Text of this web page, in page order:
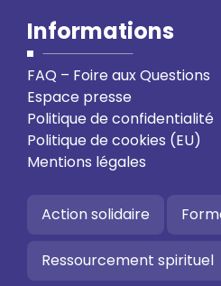
Informations
FAQ – Foire aux Questions
Espace presse
Politique de confidentialité
Politique de cookies (EU)
Mentions légales
Action solidaire
Ressourcement spirituel